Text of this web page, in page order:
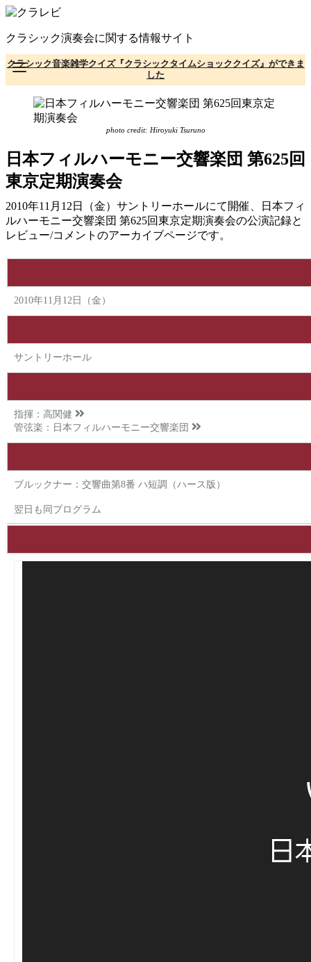
コ
テ
ン
ツ
へ
クラシック演奏会に関する情報サイト
クラシック音楽雑学クイズ『クラシックタイムショッククイズ』ができま
した
photo credit: Hiroyuki Tsuruno
日本フィルハーモニー交響楽団 第625回
東京定期演奏会
2010年11月12日（金）サントリーホールにて開催、日本フィ
ルハーモニー交響楽団 第625回東京定期演奏会の公演記録と
レビュー/コメントのアーカイブページです。
2010年11月12日（金）
サントリーホール
指揮： 高関健
管弦楽： 日本フィルハーモニー交響楽団
ブルックナー：交響曲第8番 ハ短調（ハース版）
翌日も同プログラム